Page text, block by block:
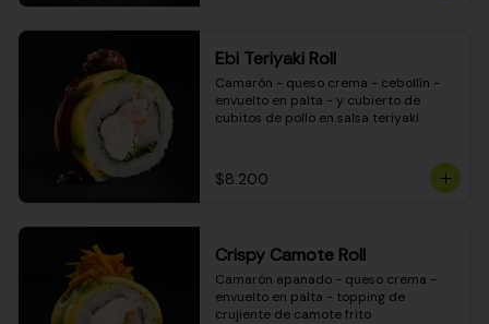
Ebi Teriyaki Roll
Camarón - queso crema - cebollín -
envuelto en palta - y cubierto de
cubitos de pollo en salsa teriyaki
$8.200
Crispy Camote Roll
Camarón apanado - queso crema -
envuelto en palta - topping de
crujiente de camote frito